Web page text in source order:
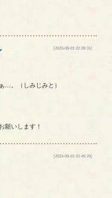
[2023-08-03 22:28:31]
…。（しみじみと）
願いします！
[2023-08-03 22:45:25]